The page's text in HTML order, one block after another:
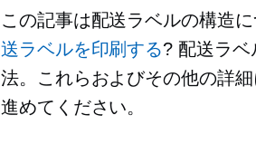
この記事は配送ラベルの構造
送ラベルを印刷する? 配送ラベ
法。これらおよびその他の詳
進めてください。